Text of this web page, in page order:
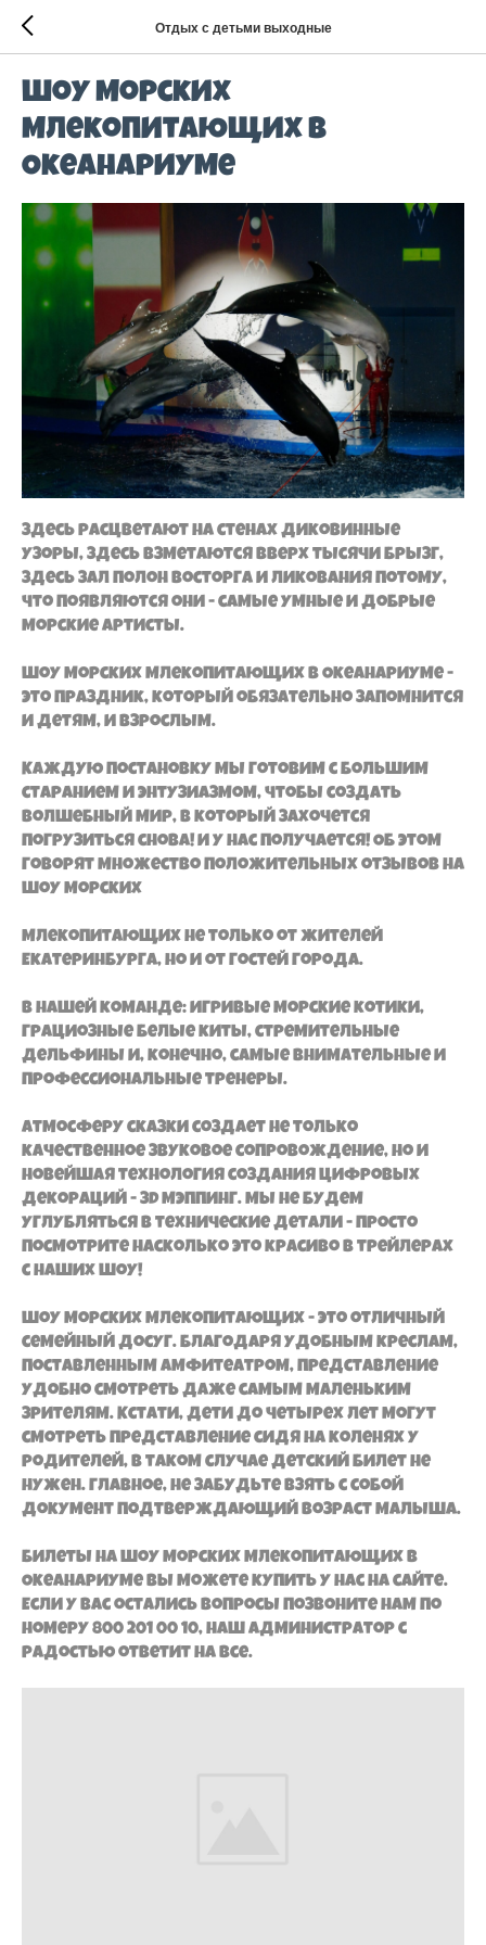
Отдых с детьми выходные
Шоу морских
млекопитающих в
Океанариуме
Здесь расцветают на стенах диковинные
узоры, здесь взметаются вверх тысячи брызг,
здесь зал полон восторга и ликования потому,
что появляются они - самые умные и добрые
морские артисты.
Шоу морских млекопитающих в Океанариуме -
это праздник, который обязательно запомнится
и детям, и взрослым.
Каждую постановку мы готовим с большим
старанием и энтузиазмом, чтобы создать
волшебный мир, в который захочется
погрузиться снова! И у нас получается! Об этом
говорят множество положительных отзывов на
шоу морских
млекопитающих не только от жителей
Екатеринбурга, но и от гостей города.
В нашей команде: игривые морские котики,
грациозные белые киты, стремительные
дельфины и, конечно, самые внимательные и
профессиональные тренеры.
Атмосферу сказки создает не только
качественное звуковое сопровождение, но и
новейшая технология создания цифровых
декораций - 3d мэппинг. Мы не будем
углубляться в технические детали - просто
посмотрите насколько это красиво в трейлерах
с наших шоу!
Шоу морских млекопитающих - это отличный
семейный досуг. Благодаря удобным креслам,
поставленным амфитеатром, представление
удобно смотреть даже самым маленьким
зрителям. Кстати, дети до четырех лет могут
смотреть представление сидя на коленях у
родителей, в таком случае детский билет не
нужен. Главное, не забудьте взять с собой
документ подтверждающий возраст малыша.
Билеты на шоу морских млекопитающих в
Океанариуме вы можете купить у нас на сайте.
Если у вас остались вопросы позвоните нам по
номеру 800 201 00 10, наш администратор с
радостью ответит на все.